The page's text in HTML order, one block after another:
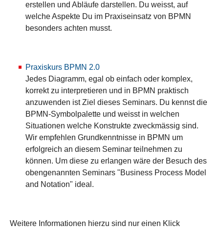
erstellen und Abläufe darstellen. Du weisst, auf
welche Aspekte Du im Praxiseinsatz von BPMN
besonders achten musst.
Praxiskurs BPMN 2.0
Jedes Diagramm, egal ob einfach oder komplex,
korrekt zu interpretieren und in BPMN praktisch
anzuwenden ist Ziel dieses Seminars. Du kennst die
BPMN-Symbolpalette und weisst in welchen
Situationen welche Konstrukte zweckmässig sind.
Wir empfehlen Grundkenntnisse in BPMN um
erfolgreich an diesem Seminar teilnehmen zu
können. Um diese zu erlangen wäre der Besuch des
obengenannten Seminars "Business Process Model
and Notation" ideal.
Weitere Informationen hierzu sind nur einen Klick